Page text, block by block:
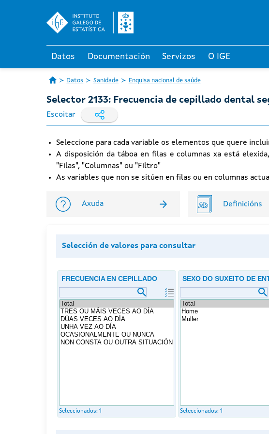
Datos Documentación Servizos O IGE
Datos Sanidade Enquisa nacional de saúde
Selector 2133: Frecuencia de cepillado dental
Escoitar
Seleccione para cada variable os elementos que quere
A disposición da táboa en filas e columnas xa está
"Filas", "Columnas" ou "Filtro"
As variables que non se sitúen en filas ou en columnas
Axuda Definicións
Selección de valores para consultar
FRECUENCIA EN CEPILLADO
Seleccionados: 1
SEXO DO SUXEITO DE
Seleccionados: 1